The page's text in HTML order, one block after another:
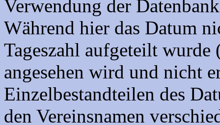
Verwendung der
Während hier das Datum
Tageszahl aufgeteilt
angesehen wird und nicht
Einzelbestandteilen des
den Vereinsnamen